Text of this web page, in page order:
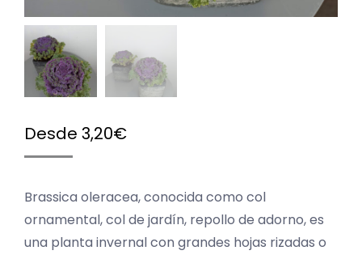
Desde 3,20€
Brassica oleracea, conocida como col
ornamental, col de jardín, repollo de adorno, es
una planta invernal con grandes hojas rizadas o